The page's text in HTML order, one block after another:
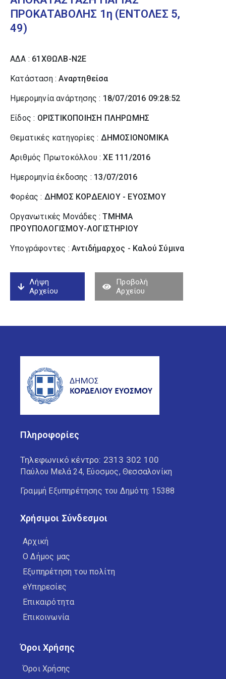
ΠΡΟΚΑΤΑΒΟΛΗΣ 1η (ΕΝΤΟΛΕΣ 5,
49)
ΑΔΑ : 61ΧΘΩΛΒ-Ν2Ε
Κατάσταση :Αναρτηθείσα
Ημερομηνία ανάρτησης : 18/07/2016 09:28:52
Είδος : ΟΡΙΣΤΙΚΟΠΟΙΗΣΗ ΠΛΗΡΩΜΗΣ
Θεματικές κατηγορίες : ΔΗΜΟΣΙΟΝΟΜΙΚΑ
Αριθμός Πρωτοκόλλου :ΧΕ 111/2016
Ημερομηνία έκδοσης : 13/07/2016
Φορέας : ΔΗΜΟΣ ΚΟΡΔΕΛΙΟΥ - ΕΥΟΣΜΟΥ
Οργανωτικές Μονάδες :ΤΜΗΜΑ
ΠΡΟΥΠΟΛΟΓΙΣΜΟΥ-ΛΟΓΙΣΤΗΡΙΟΥ
Υπογράφοντες : Αντιδήμαρχος - Καλού Σύµινα
Λήψη
Αρχείου
Προβολή
Αρχείου
Πληροφορίες
Τηλεφωνικό κέντρο: 2313 302 100
Παύλου Μελά 24, Εύοσμος, Θεσσαλονίκη
Γραμμή Εξυπηρέτησης του Δημότη: 15388
Χρήσιμοι Σύνδεσμοι
Αρχική
Ο Δήμος μας
Εξυπηρέτηση του πολίτη
eΥπηρεσίες
Επικαιρότητα
Επικοινωνία
Όροι Χρήσης
Όροι Χρήσης